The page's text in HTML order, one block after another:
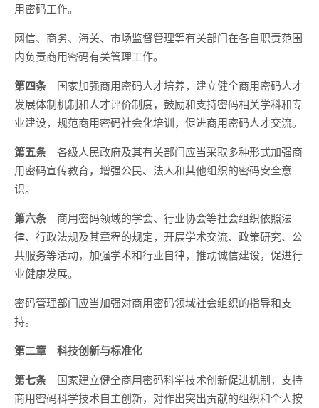
用密码工作。
网信、商务、海关、市场监督管理等有关部门在各自职责范围
内负责商用密码有关管理工作。
第四条 国家加强商用密码人才培养，建立健全商用密码人才
发展体制机制和人才评价制度，鼓励和支持密码相关学科和专
业建设，规范商用密码社会化培训，促进商用密码人才交流。
第五条 各级人民政府及其有关部门应当采取多种形式加强商
用密码宣传教育，增强公民、法人和其他组织的密码安全意
识。
第六条 商用密码领域的学会、行业协会等社会组织依照法
律、行政法规及其章程的规定，开展学术交流、政策研究、公
共服务等活动，加强学术和行业自律，推动诚信建设，促进行
业健康发展。
密码管理部门应当加强对商用密码领域社会组织的指导和支
持。
第二章 科技创新与标准化
第七条 国家建立健全商用密码科学技术创新促进机制，支持
商用密码科学技术自主创新，对作出突出贡献的组织和个人按